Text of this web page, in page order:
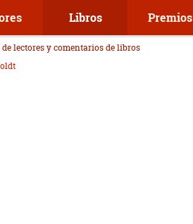
Libros Premios
lectores y comentarios de libros